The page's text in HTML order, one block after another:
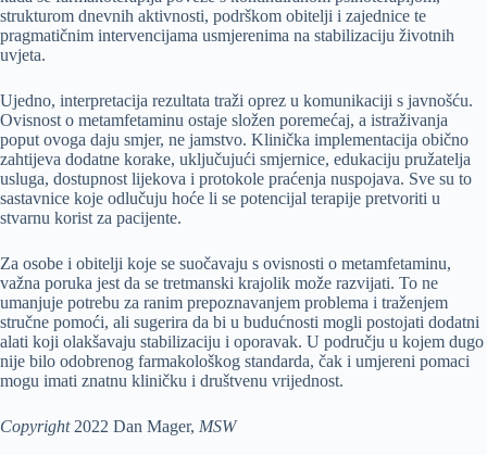
strukturom dnevnih aktivnosti, podrškom obitelji i zajednice te
pragmatičnim intervencijama usmjerenima na stabilizaciju životnih
uvjeta.
Ujedno, interpretacija rezultata traži oprez u komunikaciji s javnošću.
Ovisnost o metamfetaminu ostaje složen poremećaj, a istraživanja
poput ovoga daju smjer, ne jamstvo. Klinička implementacija obično
zahtijeva dodatne korake, uključujući smjernice, edukaciju pružatelja
usluga, dostupnost lijekova i protokole praćenja nuspojava. Sve su to
sastavnice koje odlučuju hoće li se potencijal terapije pretvoriti u
stvarnu korist za pacijente.
Za osobe i obitelji koje se suočavaju s ovisnosti o metamfetaminu,
važna poruka jest da se tretmanski krajolik može razvijati. To ne
umanjuje potrebu za ranim prepoznavanjem problema i traženjem
stručne pomoći, ali sugerira da bi u budućnosti mogli postojati dodatni
alati koji olakšavaju stabilizaciju i oporavak. U području u kojem dugo
nije bilo odobrenog farmakološkog standarda, čak i umjereni pomaci
mogu imati znatnu kliničku i društvenu vrijednost.
Copyright2022 Dan Mager, MSW